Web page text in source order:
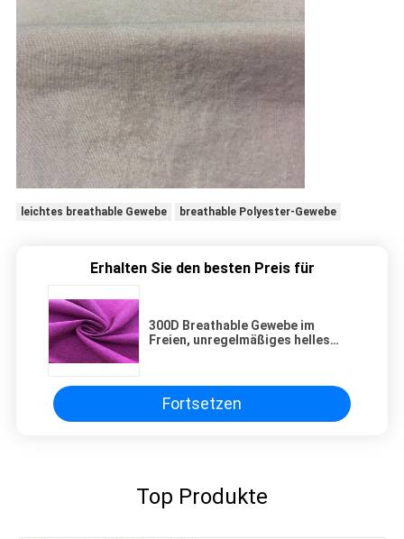
leichtes breathable Gewebe breathable Polyester-Gewebe
Erhalten Sie den besten Preis für
300D Breathable Gewebe im
Freien, unregelmäßiges helles
Fortsetzen
Top Produkte